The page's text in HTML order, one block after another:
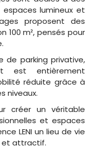
lumineux et
proposent des
100 m², pensés pour
de parking privative,
est entièrement
réduite grâce à
niveaux.
créer un véritable
et espaces
LENI un lieu de vie
et attractif.